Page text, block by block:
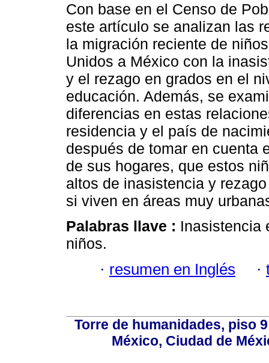
Con base en el Censo de
este artículo se analizan las
la migración reciente de
Unidos a México con la
y el rezago en grados en el
educación. Además, se
diferencias en estas
residencia y el país de
después de tomar en cuenta
de sus hogares, que estos
altos de inasistencia y
si viven en áreas muy
Palabras llave : Inasistencia
niños.
· resumen en Inglés ·
Torre de humanidades, piso
México, Ciudad de